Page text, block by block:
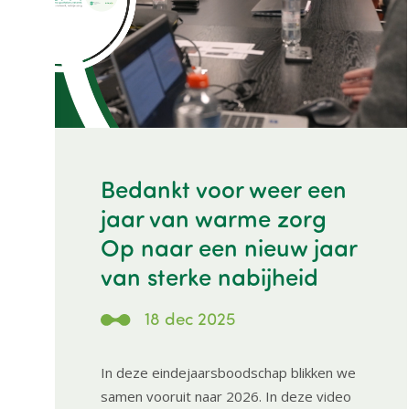
Bedankt voor weer een
jaar van warme zorg
Op naar een nieuw jaar
van sterke nabijheid
18 dec 2025
In deze eindejaarsboodschap blikken we
samen vooruit naar 2026. In deze video